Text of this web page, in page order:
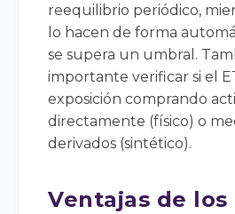
reequilibrio periódico,
lo hacen de forma
se supera un umbral.
importante verificar si el
exposición comprando
directamente (físico) o
derivados (sintético).
Ventajas de los